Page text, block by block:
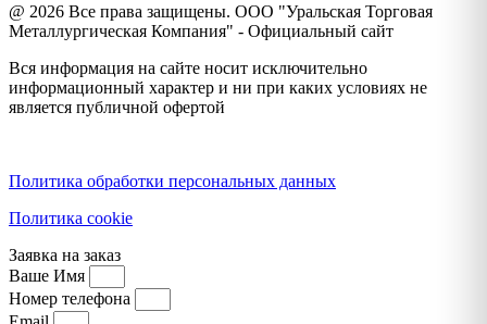
@ 2026 Все права защищены. ООО "Уральская Торговая
Металлургическая Компания" - Официальный сайт
Вся информация на сайте носит исключительно
информационный характер и ни при каких условиях не
является публичной офертой
Политика обработки персональных данных
Политика cookie
Заявка на заказ
Ваше Имя
Номер телефона